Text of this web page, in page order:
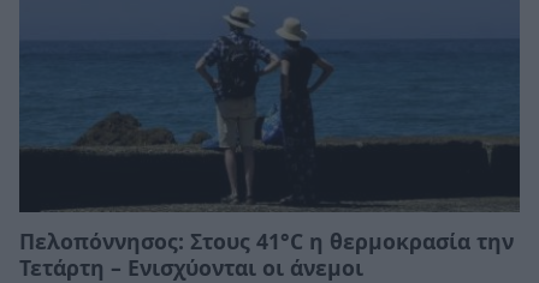
Πελοπόννησος: Στους 41°C η θερμοκρασία την
Τετάρτη – Ενισχύονται οι άνεμοι